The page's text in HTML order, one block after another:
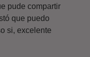
pude compartir
que puedo
si, excelente